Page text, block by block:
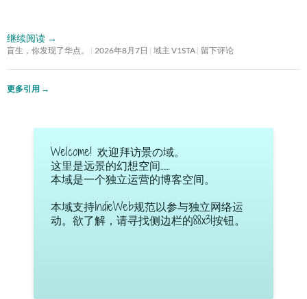
继续阅读 →
盲生，你发现了华点。 2026年8月7日 域主 V1STA 留下评论
更多引用 →
Welcome! 欢迎拜访景の域。
这里是远景的幻想空间……
本域是一个独立运营的博客空间。
本域支持IndieWeb规范以参与独立网络运
动。欲了解，请寻找侧边栏的88x31按钮。